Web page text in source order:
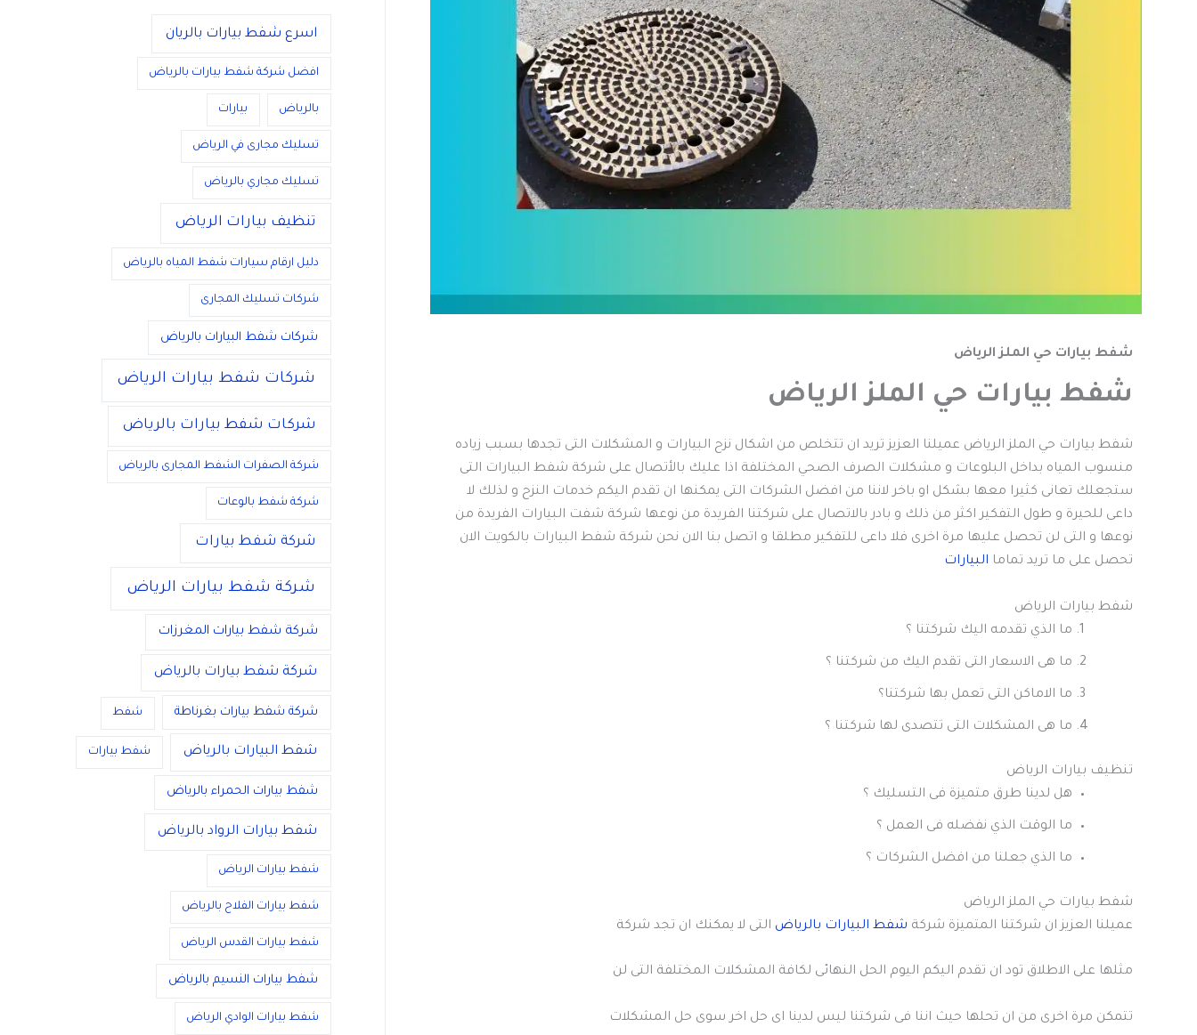
شفط بيارات حي الملز الرياض
شفط بيارات حي الملز الرياض
شفط بيارات حي الملز الرياض عميلنا العزيز تريد ان تتخلص من اشكال نزح البيارات و المشكلات التى تجدها بسبب زياده
منسوب المياه بداخل البلوعات و مشكلات الصرف الصحي المختلفة اذا عليك بالأتصال على شركة شفط البيارات التى
ستجعلك تعانى كثيرا معها بشكل او باخر لاننا من افضل الشركات التى يمكنها ان تقدم اليكم خدمات النزح و لذلك لا
داعى للحيرة و طول التفكير اكثر من ذلك و بادر بالاتصال على شركتنا الفريدة من نوعها شركة شفت البيارات الفريدة من
نوعها و التى لن تحصل عليها مرة اخرى فلا داعى للتفكير مطلقا و اتصل بنا الان نحن شركة شفط البيارات بالكويت الان
تحصل على ما تريد تماما البيارات
شفط بيارات الرياض
ما الذي تقدمه اليك شركتنا ؟
ما هى الاسعار التى تقدم اليك من شركتنا ؟
ما الاماكن التى تعمل بها شركتنا؟
ما هى المشكلات التى تتصدى لها شركتنا ؟
تنظيف بيارات الرياض
هل لدينا طرق متميزة فى التسليك ؟
ما الوقت الذي نفضله فى العمل ؟
ما الذي جعلنا من افضل الشركات ؟
شفط بيارات حي الملز الرياض
عميلنا العزيز ان شركتنا المتميزة شركة شفط البيارات بالرياض التى لا يمكنك ان تجد شركة
مثلها على الاطلاق تود ان تقدم اليكم اليوم الحل النهائى لكافة المشكلات المختلفة التى لن
تتمكن مرة اخرى من ان تحلها حيث اننا فى شركتنا ليس لدينا اى حل اخر سوى حل المشكلات
اسرع شفط بيارات بالريان
افضل شركة شفط بيارات بالرياض
بالرياض بيارات
تسليك مجارى في الرياض
تسليك مجاري بالرياض
تنظيف بيارات الرياض
دليل ارقام سيارات شفط المياه بالرياض
شركات تسليك المجارى
شركات شفط البيارات بالرياض
شركات شفط بيارات الرياض
شركات شفط بيارات بالرياض
شركة الصفرات الشفط المجارى بالرياض
شركة شفط بالوعات
شركة شفط بيارات
شركة شفط بيارات الرياض
شركة شفط بيارات المغرزات
شركة شفط بيارات بالرياض
شركة شفط بيارات بغرناطة شفط
شفط البيارات بالرياض شفط بيارات
شفط بيارات الحمراء بالرياض
شفط بيارات الرواد بالرياض
شفط بيارات الرياض
شفط بيارات الفلاح بالرياض
شفط بيارات القدس الرياض
شفط بيارات النسيم بالرياض
شفط بيارات الوادي الرياض